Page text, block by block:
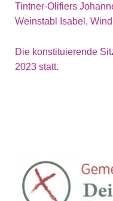
Tintner-Olifiers
Weinstabl Isabel,
Die konstituierende
2023 statt.